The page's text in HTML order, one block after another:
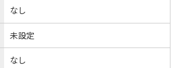
なし
未設定
なし